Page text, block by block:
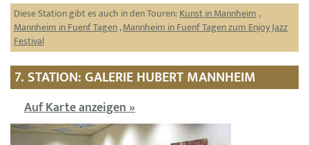
Diese Station gibt es auch in den Touren:Kunst in Mannheim,
Mannheim in Fuenf Tagen,Mannheim in Fuenf Tagen zum Enjoy Jazz
Festival
7. STATION: GALERIE HUBERT MANNHEIM
Auf Karte anzeigen »